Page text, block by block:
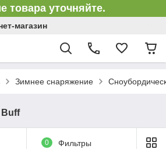
товара уточняйте.
магазин
Зимнее снаряжение
0 Фильтры